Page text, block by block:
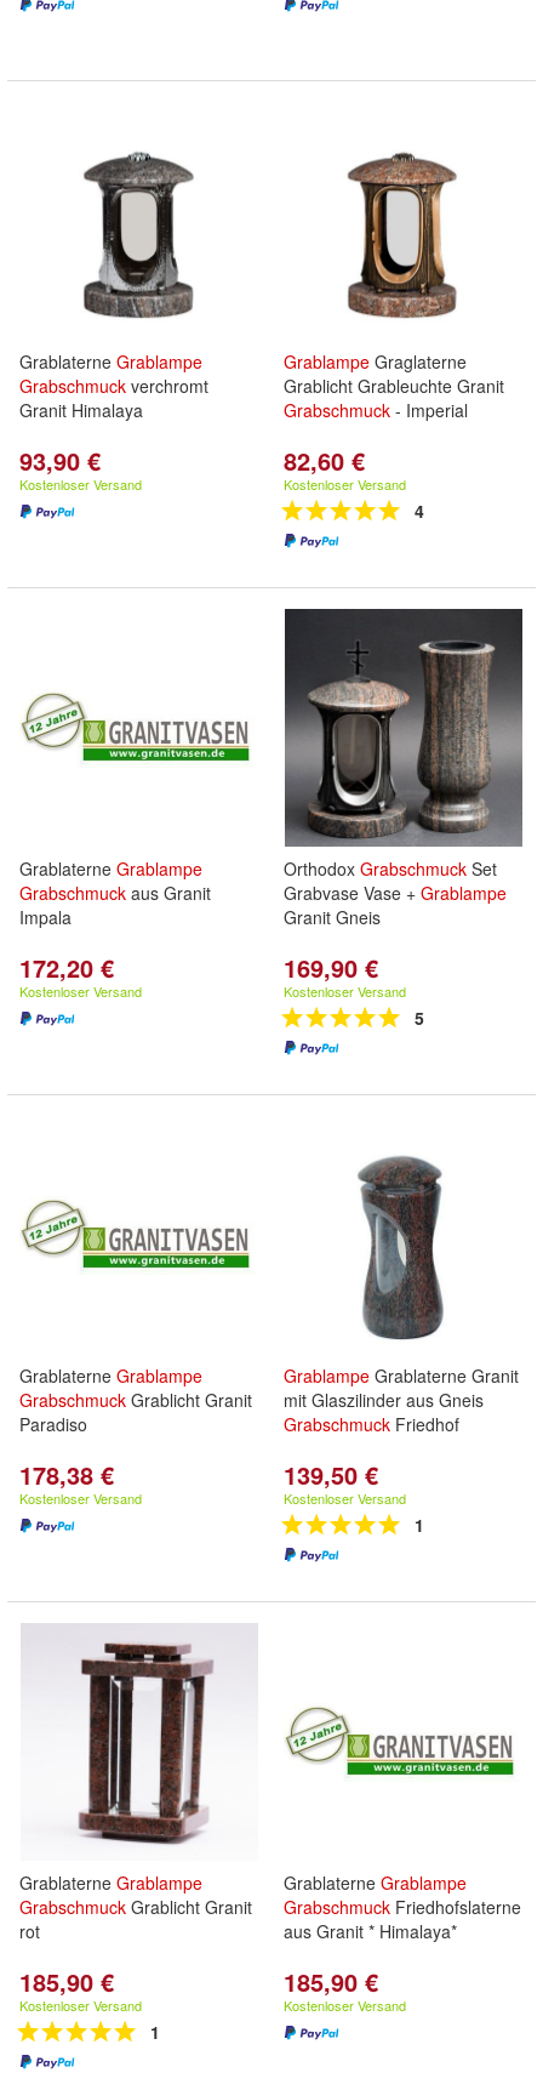
Grablaterne Grablampe
Grabschmuck verchromt
Granit Himalaya
93,90 €
Kostenloser Versand
Grablampe Graglaterne
Grablicht Grableuchte Granit
Grabschmuck - Imperial
82,60 €
Kostenloser Versand
4
Grablaterne Grablampe
Grabschmuck aus Granit
Impala
172,20 €
Kostenloser Versand
Orthodox Grabschmuck Set
Grabvase Vase + Grablampe
Granit Gneis
169,90 €
Kostenloser Versand
5
Grablaterne Grablampe
Grabschmuck Grablicht Granit
Paradiso
178,38 €
Kostenloser Versand
Grablampe Grablaterne Granit
mit Glaszilinder aus Gneis
Grabschmuck Friedhof
139,50 €
Kostenloser Versand
1
Grablaterne Grablampe
Grabschmuck Grablicht Granit
rot
185,90 €
Kostenloser Versand
1
Grablaterne Grablampe
Grabschmuck Friedhofslaterne
aus Granit * Himalaya*
185,90 €
Kostenloser Versand